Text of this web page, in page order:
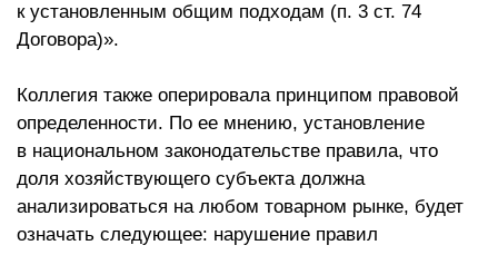
к установленным общим подходам (п. 3 ст. 74
Договора)».
Коллегия также оперировала принципом правовой
определенности. По ее мнению, установление
в национальном законодательстве правила, что
доля хозяйствующего субъекта должна
анализироваться на любом товарном рынке, будет
означать следующее: нарушение правил